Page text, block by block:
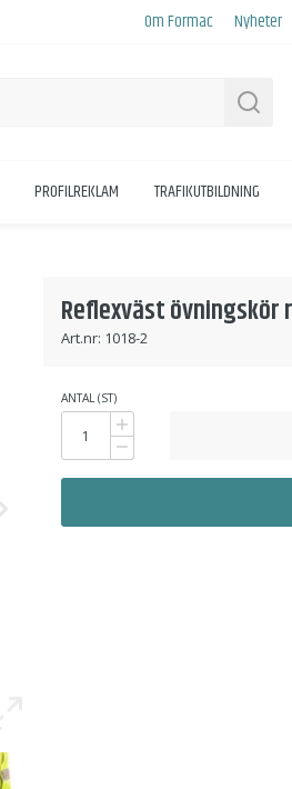
Om Formac Nyheter
PROFILREKLAM TRAFIKUTBILDNING
Reflexväst övningskör
Art.nr: 1018-2
ANTAL (ST)